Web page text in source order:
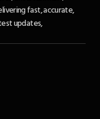
fast, accurate,
updates,